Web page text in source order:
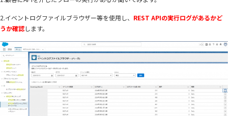
2.イベントログファイルブラウザー等を使用し、 REST APIの実行ログがあるかど
うか確認します。